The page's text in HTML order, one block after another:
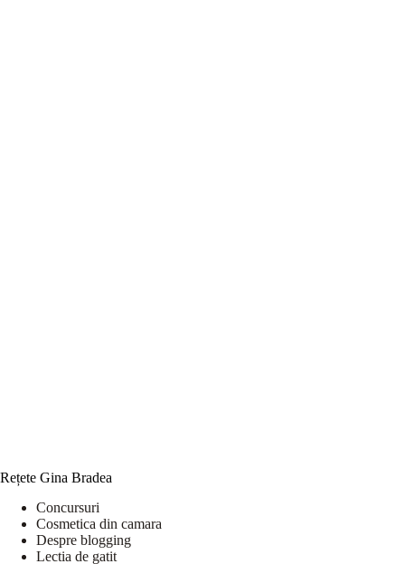
Rețete Gina Bradea
Concursuri
Cosmetica din camara
Despre blogging
Lectia de gatit